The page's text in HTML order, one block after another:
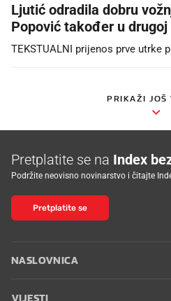
Ljutić odradila dobru
Popović također u
TEKSTUALNI prijenos prve utrke
PRIKAŽI JOŠ
Pretplatite se na Index
Podržite neovisno novinarstvo i čitajte
Pretplatite se
NASLOVNICA
VIJESTI